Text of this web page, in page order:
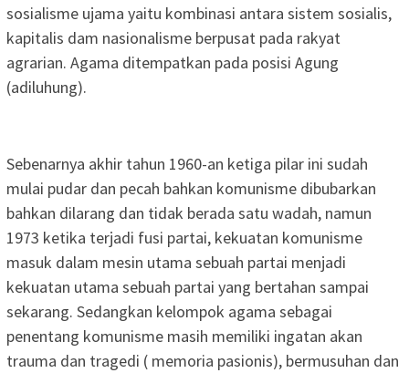
sosialisme ujama yaitu kombinasi antara sistem sosialis,
kapitalis dam nasionalisme berpusat pada rakyat
agrarian. Agama ditempatkan pada posisi Agung
(adiluhung).
Sebenarnya akhir tahun 1960-an ketiga pilar ini sudah
mulai pudar dan pecah bahkan komunisme dibubarkan
bahkan dilarang dan tidak berada satu wadah, namun
1973 ketika terjadi fusi partai, kekuatan komunisme
masuk dalam mesin utama sebuah partai menjadi
kekuatan utama sebuah partai yang bertahan sampai
sekarang. Sedangkan kelompok agama sebagai
penentang komunisme masih memiliki ingatan akan
trauma dan tragedi ( memoria pasionis), bermusuhan dan